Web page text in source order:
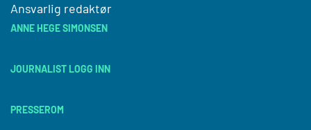
Ansvarlig redaktør
ANNE HEGE SIMONSEN
JOURNALIST LOGG INN
PRESSEROM